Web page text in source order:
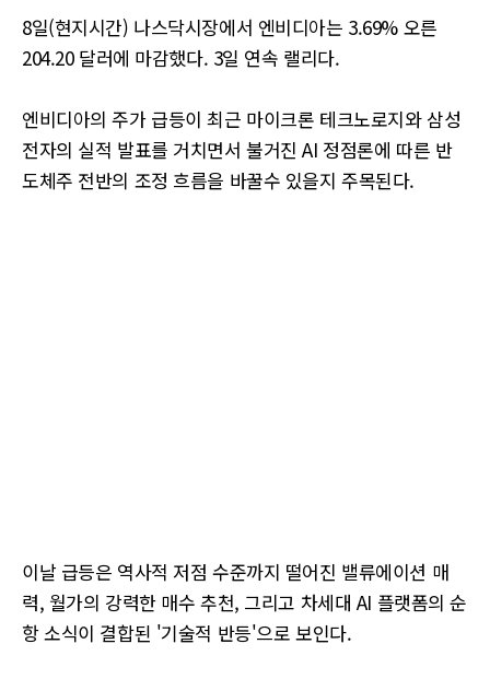
8일(현지시간) 나스닥시장에서 엔비디아는 3.69% 오른
204.20 달러에 마감했다. 3일 연속 랠리다.
엔비디아의 주가 급등이 최근 마이크론 테크노로지와 삼성
전자의 실적 발표를 거치면서 불거진 AI 정점론에 따른 반
도체주 전반의 조정 흐름을 바꿀수 있을지 주목된다.
이날 급등은 역사적 저점 수준까지 떨어진 밸류에이션 매
력, 월가의 강력한 매수 추천, 그리고 차세대 AI 플랫폼의 순
항 소식이 결합된 '기술적 반등'으로 보인다.